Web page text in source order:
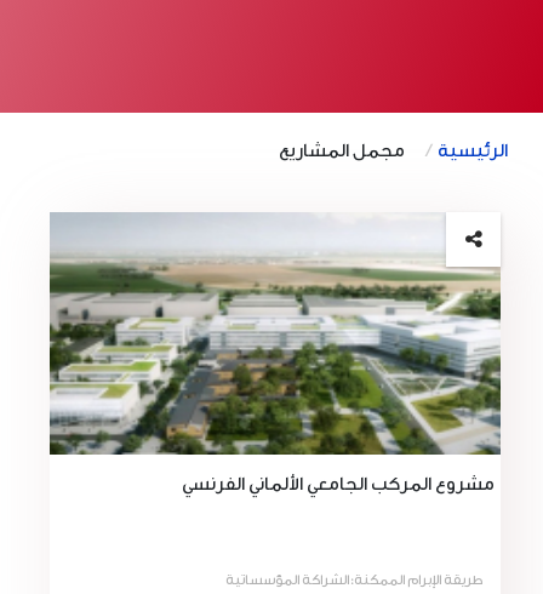
الرئيسية مجمل المشاريع
مشروع المركب الجامعي الألماني الفرنسي
طريقة الإبرام الممكنة:الشراكة المؤسساتية